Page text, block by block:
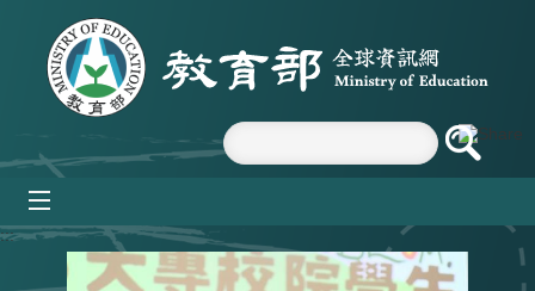
跳到主要內容區塊
:::